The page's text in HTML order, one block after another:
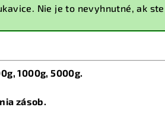
Nie je to nevyhnutné, ak
1000g, 5000g.
zásob.